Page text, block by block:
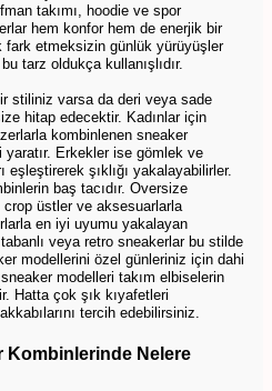
takımı, hoodie ve spor
hem konfor hem de enerjik bir
fark etmeksizin günlük yürüyüşler
tarz oldukça kullanışlıdır.
stiliniz varsa da deri veya sade
hitap edecektir. Kadınlar için
kombinlenen sneaker
Erkekler ise gömlek ve
eşleştirerek şıklığı yakalayabilirler.
baş tacıdır. Oversize
crop üstler ve aksesuarlarla
en iyi uyumu yakalayan
veya retro sneakerlar bu stilde
modellerini özel günleriniz için dahi
modelleri takım elbiselerin
Hatta çok şık kıyafetleri
tercih edebilirsiniz.
Kombinlerinde Nelere